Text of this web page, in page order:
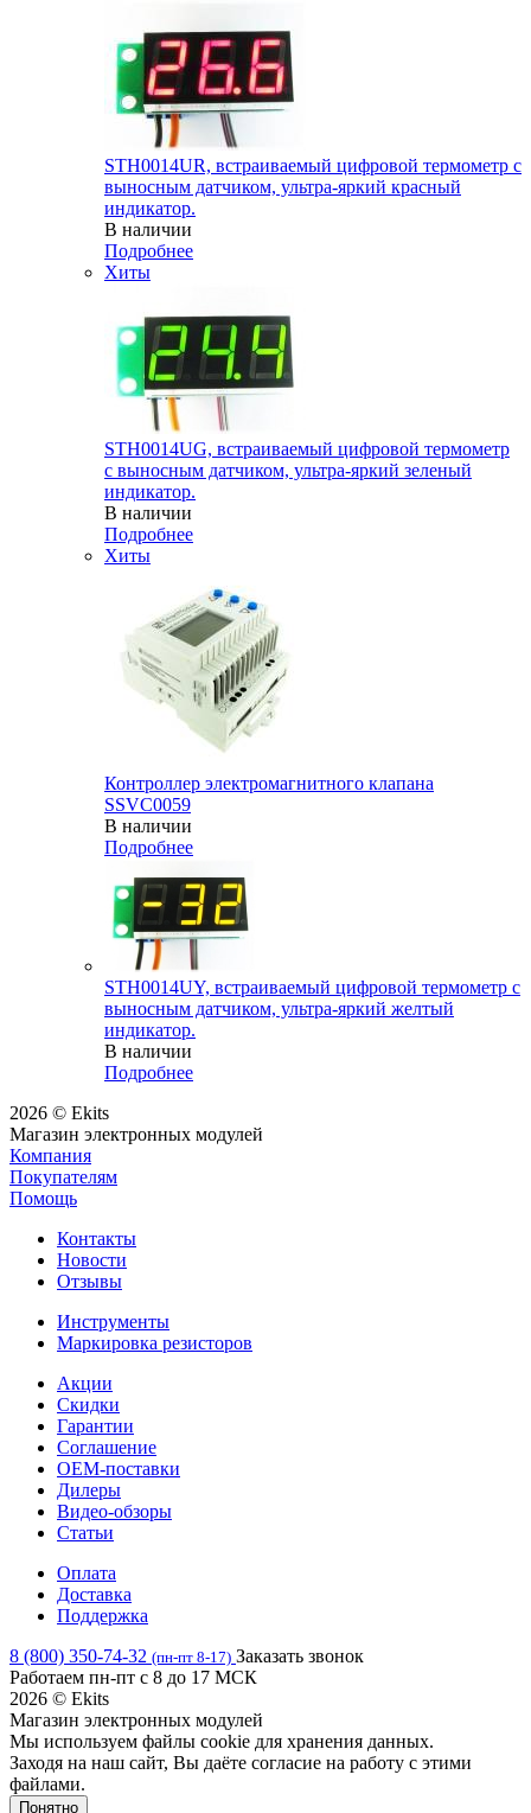
STH0014UR, встраиваемый цифровой термометр с
выносным датчиком, ультра-яркий красный
индикатор.
В наличии
Подробнее
Хиты
STH0014UG, встраиваемый цифровой термометр
с выносным датчиком, ультра-яркий зеленый
индикатор.
В наличии
Подробнее
Хиты
Контроллер электромагнитного клапана
SSVC0059
В наличии
Подробнее
STH0014UY, встраиваемый цифровой термометр с
выносным датчиком, ультра-яркий желтый
индикатор.
В наличии
Подробнее
2026 © Ekits
Магазин электронных модулей
Компания
Покупателям
Помощь
Контакты
Новости
Отзывы
Инструменты
Маркировка резисторов
Акции
Скидки
Гарантии
Соглашение
OEM-поставки
Дилеры
Видео-обзоры
Статьи
Оплата
Доставка
Поддержка
8 (800) 350-74-32 (пн-пт 8-17) Заказать звонок
Работаем пн-пт с 8 до 17 МСК
2026 © Ekits
Магазин электронных модулей
Мы используем файлы cookie для хранения данных.
Заходя на наш сайт, Вы даёте согласие на работу с этими
файлами.
Понятно